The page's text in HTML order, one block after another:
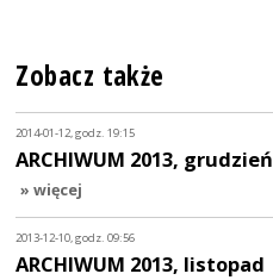
Zobacz także
2014-01-12, godz. 19:15
ARCHIWUM 2013, grudzień
» więcej
2013-12-10, godz. 09:56
ARCHIWUM 2013, listopad